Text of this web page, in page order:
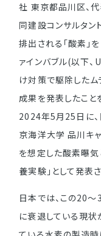
社 東京都品川区、
同建設コンサルタン
排出される「酸素」
ァインバブル(以下、
け対策で駆除した
成果を発表したこと
2024年5月25日に、
京海洋大学 品川キ
を想定した酸素曝気
養実験」として発表
日本では、この20～
に衰退している現状